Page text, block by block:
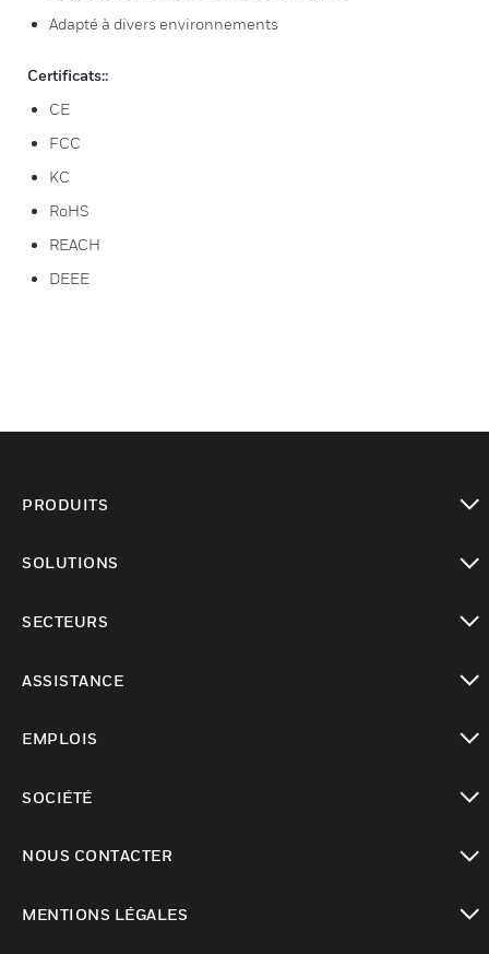
Adapté à divers environnements
Certificats::
CE
FCC
KC
RoHS
REACH
DEEE
PRODUITS
SOLUTIONS
SECTEURS
ASSISTANCE
EMPLOIS
SOCIÉTÉ
NOUS CONTACTER
MENTIONS LÉGALES